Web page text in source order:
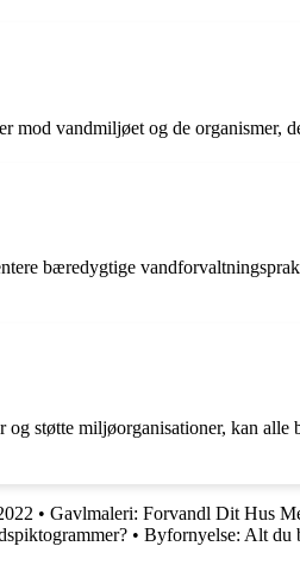
mod vandmiljøet og de organismer,
bæredygtige
støtte miljøorganisationer, kan alle
• Gavlmaleri: Forvandl Dit Hus
• Byfornyelse: Alt du